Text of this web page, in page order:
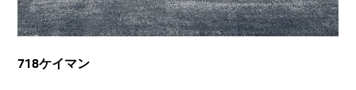
718ケイマン